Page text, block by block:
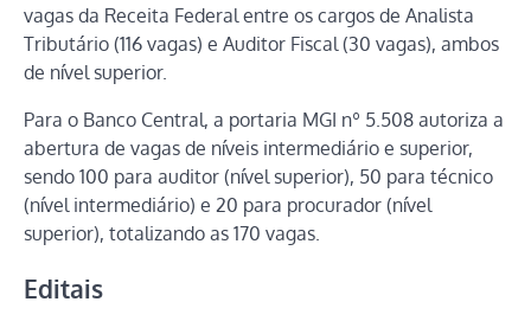
vagas da Receita Federal entre os cargos de Analista
Tributário (116 vagas) e Auditor Fiscal (30 vagas), ambos
de nível superior.
Para o Banco Central, a portaria MGI nº 5.508 autoriza a
abertura de vagas de níveis intermediário e superior,
sendo 100 para auditor (nível superior), 50 para técnico
(nível intermediário) e 20 para procurador (nível
superior), totalizando as 170 vagas.
Editais